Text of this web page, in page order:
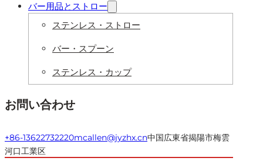
バー用品とストロー
ステンレス・ストロー
バー・スプーン
ステンレス・カップ
お問い合わせ
+86-13622732220mcallen@jyzhx.cn中国広東省揭陽市梅雲
河口工業区